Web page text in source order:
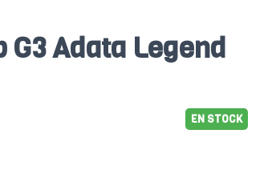
G3 Adata Legend
EN STOCK